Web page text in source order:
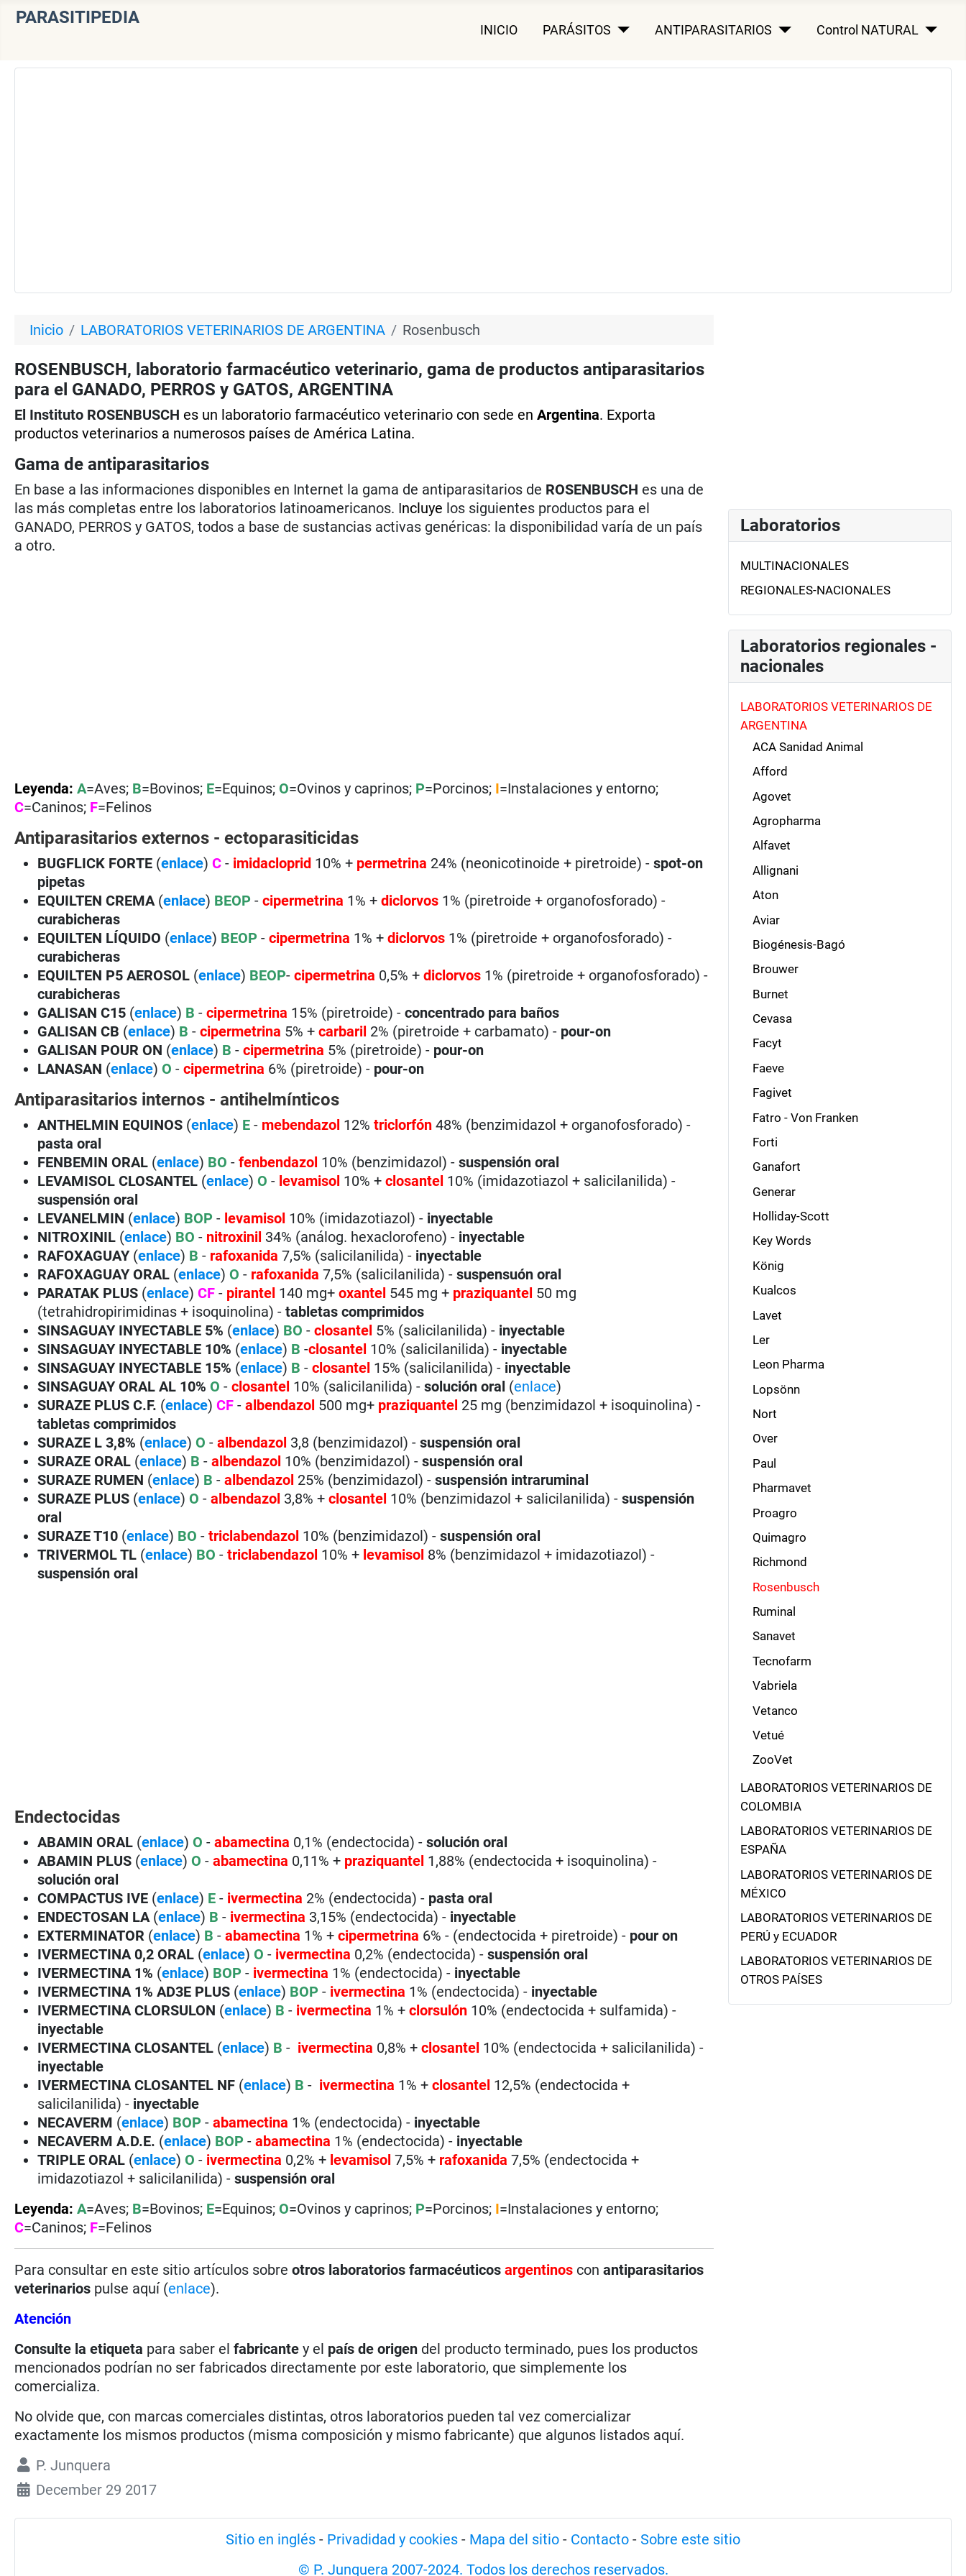
PARASITIPEDIA
INICIO PARÁSITOS ANTIPARASITARIOS Control NATURAL
Inicio LABORATORIOS VETERINARIOS DE ARGENTINA Rosenbusch
ROSENBUSCH, laboratorio farmacéutico veterinario, gama de productos antiparasitarios
para el GANADO, PERROS y GATOS, ARGENTINA
El Instituto ROSENBUSCH es un laboratorio farmacéutico veterinario con sede enArgentina. Exporta
productos veterinarios a numerosos países de América Latina.
Gama de antiparasitarios
En base a las informaciones disponibles en Internet la gama de antiparasitarios de ROSENBUSCH es una de
las más completas entre los laboratorios latinoamericanos. Incluye los siguientes productos para el
GANADO, PERROS y GATOS, todos a base de sustancias activas genéricas: la disponibilidad varía de un país
a otro.
Leyenda: A=Aves; B=Bovinos; E=Equinos;O=Ovinos y caprinos; P=Porcinos; I=Instalaciones y entorno;
C=Caninos; F=Felinos
Antiparasitarios externos - ectoparasiticidas
BUGFLICK FORTE (enlace)C- imidacloprid 10% + permetrina 24% (neonicotinoide + piretroide) -spot-on
pipetas
EQUILTEN CREMA (enlace) BEOP-cipermetrina 1% +diclorvos 1% (piretroide + organofosforado) -
curabicheras
EQUILTEN LÍQUIDO (enlace) BEOP-cipermetrina 1% +diclorvos 1% (piretroide + organofosforado) -
curabicheras
EQUILTEN P5 AEROSOL (enlace) BEOP-cipermetrina 0,5% +diclorvos 1% (piretroide + organofosforado) -
curabicheras
GALISAN C15 (enlace) B-cipermetrina 15% (piretroide) -concentrado para baños
GALISAN CB (enlace) B-cipermetrina 5% +carbaril 2% (piretroide + carbamato) - pour-on
GALISAN POUR ON (enlace) B-cipermetrina 5% (piretroide) - pour-on
LANASAN (enlace)O-cipermetrina 6% (piretroide) - pour-on
Antiparasitarios internos - antihelmínticos
ANTHELMIN EQUINOS (enlace) E - mebendazol 12%triclorfón 48% (benzimidazol + organofosforado) -
pasta oral
FENBEMIN ORAL (enlace) BO-fenbendazol 10% (benzimidazol) -suspensión oral
LEVAMISOL CLOSANTEL (enlace)O- levamisol 10% +closantel 10% (imidazotiazol + salicilanilida) -
suspensión oral
LEVANELMIN (enlace) BOP- levamisol 10% (imidazotiazol) - inyectable
NITROXINIL (enlace) BO- nitroxinil 34% (análog. hexaclorofeno) - inyectable
RAFOXAGUAY (enlace) B- rafoxanida 7,5% (salicilanilida) - inyectable
RAFOXAGUAY ORAL (enlace)O- rafoxanida 7,5% (salicilanilida) -suspensuón oral
PARATAK PLUS (enlace)CF- pirantel 140 mg+oxantel 545 mg + praziquantel 50 mg
(tetrahidropirimidinas + isoquinolina) -tabletas comprimidos
SINSAGUAY INYECTABLE 5% (enlace) BO- closantel 5% (salicilanilida) - inyectable
SINSAGUAY INYECTABLE 10% (enlace) B-closantel 10% (salicilanilida) - inyectable
SINSAGUAY INYECTABLE 15% (enlace) B- closantel 15% (salicilanilida) - inyectable
SINSAGUAY ORAL AL 10% O-closantel 10% (salicilanilida) -solución oral (enlace)
SURAZE PLUS C.F. (enlace)CF -albendazol 500 mg+ praziquantel 25 mg (benzimidazol + isoquinolina) -
tabletas comprimidos
SURAZE L 3,8% (enlace)O-albendazol 3,8 (benzimidazol) -suspensión oral
SURAZE ORAL (enlace) B-albendazol 10% (benzimidazol) - suspensión oral
SURAZE RUMEN (enlace) B-albendazol 25% (benzimidazol) -suspensión intraruminal
SURAZE PLUS (enlace)O-albendazol 3,8% +closantel 10% (benzimidazol + salicilanilida) -suspensión
oral
SURAZE T10 (enlace) BO-triclabendazol 10% (benzimidazol) -suspensión oral
TRIVERMOL TL (enlace) BO-triclabendazol 10% + levamisol 8% (benzimidazol + imidazotiazol) -
suspensión oral
Endectocidas
ABAMIN ORAL (enlace)O-abamectina 0,1% (endectocida) - solución oral
ABAMIN PLUS (enlace)O-abamectina 0,11% + praziquantel 1,88% (endectocida + isoquinolina) -
solución oral
COMPACTUS IVE (enlace) E - ivermectina 2% (endectocida) - pasta oral
ENDECTOSAN LA (enlace) B - ivermectina 3,15% (endectocida) - inyectable
EXTERMINATOR (enlace) B-abamectina 1% + cipermetrina 6% - (endectocida + piretroide) - pour on
IVERMECTINA 0,2 ORAL (enlace)O- ivermectina 0,2% (endectocida) - suspensión oral
IVERMECTINA 1% (enlace) BOP- ivermectina 1% (endectocida) - inyectable
IVERMECTINA 1% AD3E PLUS (enlace) BOP- ivermectina 1% (endectocida) - inyectable
IVERMECTINA CLORSULON (enlace) B- ivermectina 1% +clorsulón 10% (endectocida + sulfamida) -
inyectable
IVERMECTINA CLOSANTEL (enlace) B- ivermectina 0,8% +closantel 10% (endectocida + salicilanilida) -
inyectable
IVERMECTINA CLOSANTEL NF (enlace) B- ivermectina 1% +closantel 12,5% (endectocida +
salicilanilida) - inyectable
NECAVERM (enlace) BOP-abamectina 1% (endectocida) - inyectable
NECAVERM A.D.E. (enlace) BOP-abamectina 1% (endectocida) - inyectable
TRIPLE ORAL (enlace)O- ivermectina 0,2% + levamisol 7,5% + rafoxanida 7,5% (endectocida +
imidazotiazol + salicilanilida) -suspensión oral
Leyenda: A=Aves; B=Bovinos; E=Equinos;O=Ovinos y caprinos; P=Porcinos; I=Instalaciones y entorno;
C=Caninos; F=Felinos
Para consultar en este sitio artículos sobreotros laboratorios farmacéuticosargentinos conantiparasitarios
veterinarios pulse aquí (enlace).
Atención
Consulte la etiqueta para saber elfabricantey el país de origen del producto terminado, pues los productos
mencionados podrían no ser fabricados directamente por este laboratorio, que simplemente los
comercializa.
No olvide que, con marcas comerciales distintas, otros laboratorios pueden tal vez comercializar
exactamente los mismos productos (misma composición y mismo fabricante) que algunos listados aquí.
P. Junquera
December 29 2017
Laboratorios
MULTINACIONALES
REGIONALES-NACIONALES
Laboratorios regionales -
nacionales
LABORATORIOS VETERINARIOS DE
ARGENTINA
ACA Sanidad Animal
Afford
Agovet
Agropharma
Alfavet
Allignani
Aton
Aviar
Biogénesis-Bagó
Brouwer
Burnet
Cevasa
Facyt
Faeve
Fagivet
Fatro - Von Franken
Forti
Ganafort
Generar
Holliday-Scott
Key Words
König
Kualcos
Lavet
Ler
Leon Pharma
Lopsönn
Nort
Over
Paul
Pharmavet
Proagro
Quimagro
Richmond
Rosenbusch
Ruminal
Sanavet
Tecnofarm
Vabriela
Vetanco
Vetué
ZooVet
LABORATORIOS VETERINARIOS DE
COLOMBIA
LABORATORIOS VETERINARIOS DE
ESPAÑA
LABORATORIOS VETERINARIOS DE
MÉXICO
LABORATORIOS VETERINARIOS DE
PERÚ y ECUADOR
LABORATORIOS VETERINARIOS DE
OTROS PAÍSES
Sitio en inglés - Privadidad y cookies - Mapa del sitio - Contacto - Sobre este sitio
© P. Junquera 2007-2024. Todos los derechos reservados.